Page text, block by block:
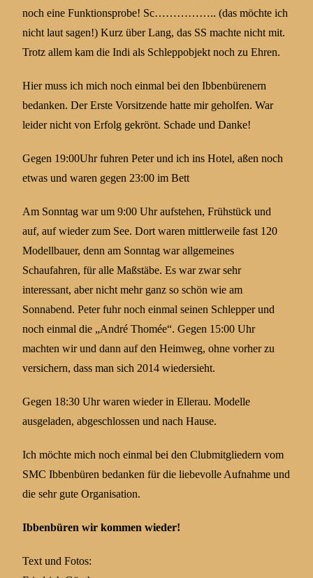
noch eine Funktionsprobe! Sc…………….. (das möchte ich
nicht laut sagen!) Kurz über Lang, das SS machte nicht mit.
Trotz allem kam die Indi als Schleppobjekt noch zu Ehren.
Hier muss ich mich noch einmal bei den Ibbenbürenern
bedanken. Der Erste Vorsitzende hatte mir geholfen. War
leider nicht von Erfolg gekrönt. Schade und Danke!
Gegen 19:00Uhr fuhren Peter und ich ins Hotel, aßen noch
etwas und waren gegen 23:00 im Bett
Am Sonntag war um 9:00 Uhr aufstehen, Frühstück und
auf, auf wieder zum See. Dort waren mittlerweile fast 120
Modellbauer, denn am Sonntag war allgemeines
Schaufahren, für alle Maßstäbe. Es war zwar sehr
interessant, aber nicht mehr ganz so schön wie am
Sonnabend. Peter fuhr noch einmal seinen Schlepper und
noch einmal die „André Thomée“. Gegen 15:00 Uhr
machten wir und dann auf den Heimweg, ohne vorher zu
versichern, dass man sich 2014 wiedersieht.
Gegen 18:30 Uhr waren wieder in Ellerau. Modelle
ausgeladen, abgeschlossen und nach Hause.
Ich möchte mich noch einmal bei den Clubmitgliedern vom
SMC Ibbenbüren bedanken für die liebevolle Aufnahme und
die sehr gute Organisation.
Ibbenbüren wir kommen wieder!
Text und Fotos: